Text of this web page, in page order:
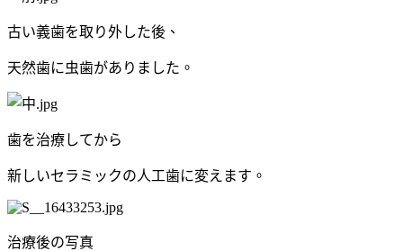
古い義歯を取り外した後、
天然歯に虫歯がありました。
歯を治療してから
新しいセラミックの人工歯に変えます。
治療後の写真